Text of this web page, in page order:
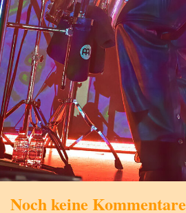
Noch keine Kommentare